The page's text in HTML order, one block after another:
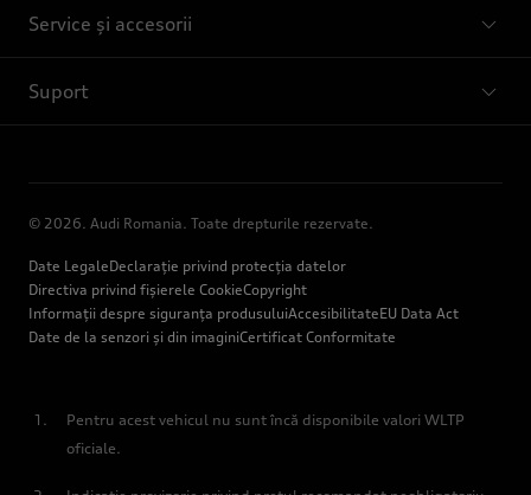
Service și accesorii
Suport
© 2026. Audi Romania. Toate drepturile rezervate.
Date LegaleDeclarație privind protecția datelor
Directiva privind fișierele CookieCopyright
Informații despre siguranța produsuluiAccesibilitateEU Data Act
Date de la senzori și din imaginiCertificat Conformitate
Pentru acest vehicul nu sunt încă disponibile valori WLTP
oficiale.